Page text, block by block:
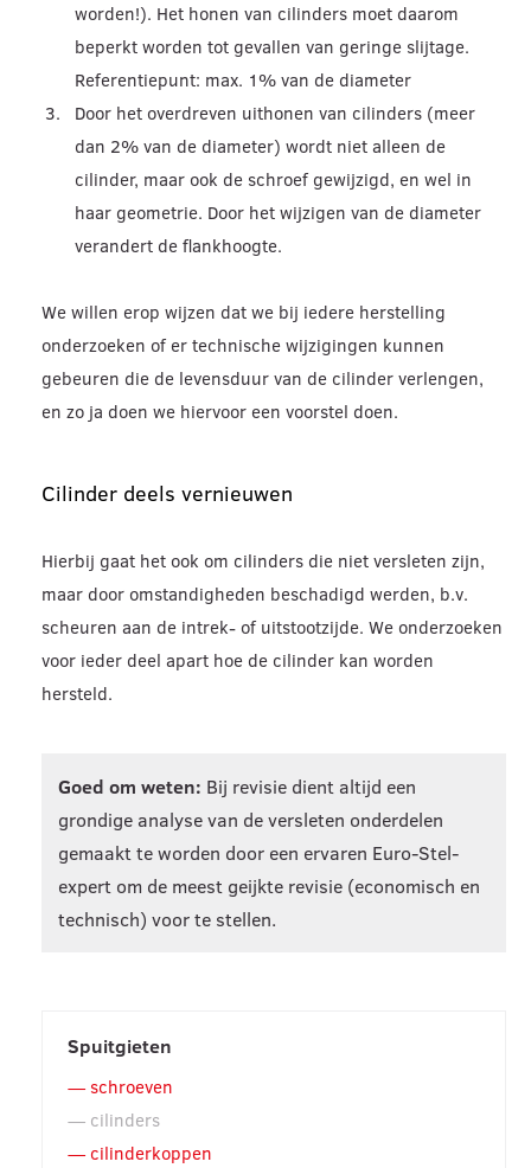
worden!). Het honen van cilinders moet daarom
beperkt worden tot gevallen van geringe slijtage.
Referentiepunt: max. 1% van de diameter
Door het overdreven uithonen van cilinders (meer
dan 2% van de diameter) wordt niet alleen de
cilinder, maar ook de schroef gewijzigd, en wel in
haar geometrie. Door het wijzigen van de diameter
verandert de flankhoogte.
We willen erop wijzen dat we bij iedere herstelling
onderzoeken of er technische wijzigingen kunnen
gebeuren die de levensduur van de cilinder verlengen,
en zo ja doen we hiervoor een voorstel doen.
Cilinder deels vernieuwen
Hierbij gaat het ook om cilinders die niet versleten zijn,
maar door omstandigheden beschadigd werden, b.v.
scheuren aan de intrek- of uitstootzijde. We onderzoeken
voor ieder deel apart hoe de cilinder kan worden
hersteld.
Goed om weten: Bij revisie dient altijd een
grondige analyse van de versleten onderdelen
gemaakt te worden door een ervaren Euro-Stel-
expert om de meest geijkte revisie (economisch en
technisch) voor te stellen.
Spuitgieten
schroeven
cilinders
cilinderkoppen